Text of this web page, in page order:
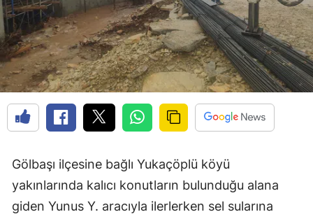
Gölbaşı ilçesine bağlı Yukaçöplü köyü
yakınlarında kalıcı konutların bulunduğu alana
giden Yunus Y. aracıyla ilerlerken sel sularına